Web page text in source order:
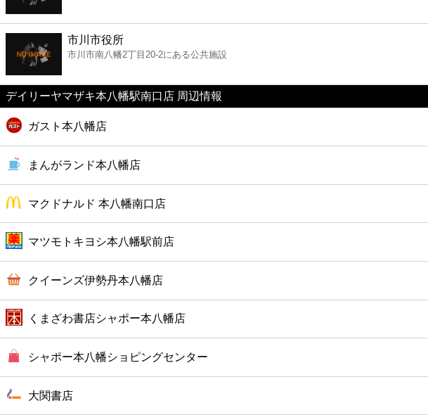
ファーストフード
カフェ
ショッピング
銀行
公共
ホテル
市川市役所
市川市南八幡2丁目20-2にある公共施設
デイリーヤマザキ本八幡駅南口店 周辺情報
ガスト本八幡店
まんがランド本八幡店
マクドナルド 本八幡南口店
マツモトキヨシ本八幡駅前店
クイーンズ伊勢丹本八幡店
くまざわ書店シャポー本八幡店
シャポー本八幡ショピングセンター
大関書店